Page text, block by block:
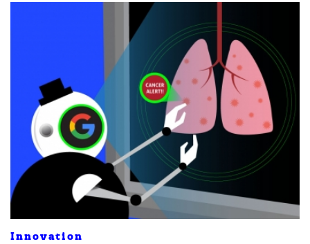
Innovation